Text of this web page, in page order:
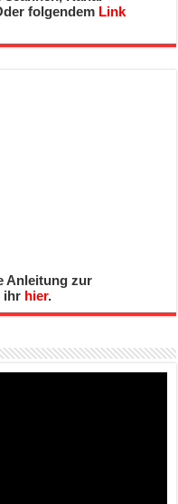
folgendem Link
Anleitung zur
ihr hier.